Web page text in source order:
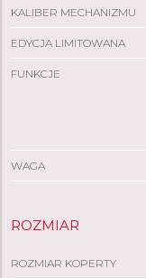
KALIBER MECHANIZMU
EDYCJA LIMITOWANA
FUNKCJE
WAGA
ROZMIAR
ROZMIAR KOPERTY